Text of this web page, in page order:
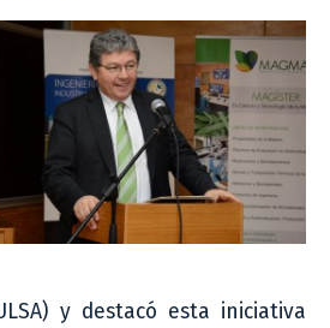
y destacó esta iniciativa